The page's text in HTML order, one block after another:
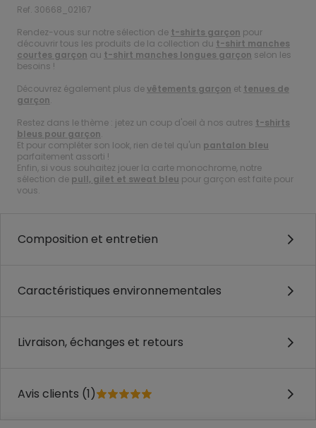
Ref. 30668_02167
Rendez-vous sur notre sélection de t-shirts garçon pour
découvrir tous les produits de la collection du t-shirt manches
courtes garçon au t-shirt manches longues garçon selon les
besoins !
Découvrez également plus devêtements garçon et tenues de
garçon.
Restez dans le thème : jetez un coup d'oeil à nos autres t-shirts
bleus pour garçon.
Et pour compléter son look, rien de tel qu'un pantalon bleu
parfaitement assorti !
Enfin, si vous souhaitez jouer la carte monochrome, notre
sélection de pull, gilet et sweat bleu pour garçon est faite pour
vous.
Composition et entretien
Caractéristiques environnementales
Livraison, échanges et retours
Avis clients (1)